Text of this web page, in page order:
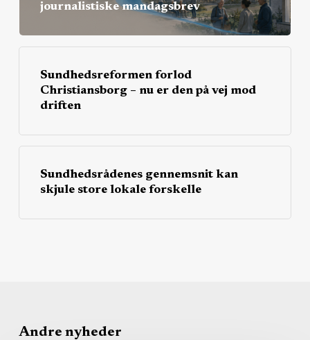
journalistiske mandagsbrev
Sundhedsreformen forlod
Christiansborg – nu er den på vej mod
driften
Sundhedsrådenes gennemsnit kan
skjule store lokale forskelle
Andre nyheder